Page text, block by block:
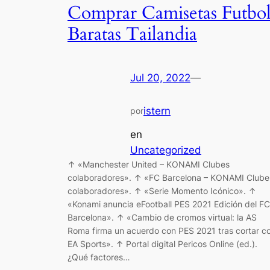
Comprar Camisetas Futbol
Baratas Tailandia
Jul 20, 2022—
poristern
en
Uncategorized
↑ «Manchester United – KONAMI Clubes
colaboradores». ↑ «FC Barcelona – KONAMI
colaboradores». ↑ «Serie Momento Icónico». ↑
«Konami anuncia eFootball PES 2021 Edición del FC
Barcelona». ↑ «Cambio de cromos virtual: la AS
Roma firma un acuerdo con PES 2021 tras cortar
EA Sports». ↑ Portal digital Pericos Online (ed.).
¿Qué factores…